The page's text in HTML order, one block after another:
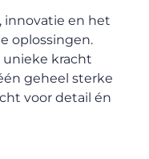
innovatie en het
oplossingen.
unieke kracht
geheel sterke
voor detail én